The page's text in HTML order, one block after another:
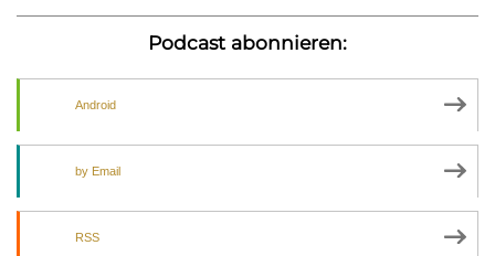
Podcast abonnieren:
Android
by Email
RSS